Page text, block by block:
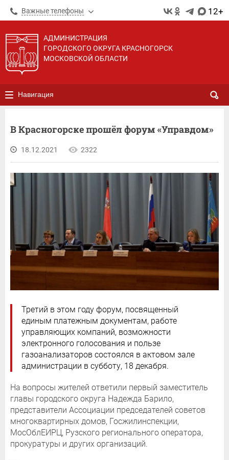
Важные телефоны 12+
АДМИНИСТРАЦИЯ
ГОРОДСКОГО ОКРУГА КРАСНОГОРСК
МОСКОВСКОЙ ОБЛАСТИ
Навигация
В Красногорске прошёл форум «Управдом»
18.12.2021 2322
Третий в этом году форум, посвященный
единым платежным документам, работе
управляющих компаний, возможности
электронного голосования и пользе
газоанализаторов состоялся в актовом зале
администрации в субботу, 18 декабря.
На вопросы жителей ответили первый заместитель
главы городского округа Надежда Барило,
представители Ассоциации председателей советов
многоквартирных домов, Госжилинспекции,
МосОблЕИРЦ, Рузского регионального оператора,
прокуратуры и других организаций.